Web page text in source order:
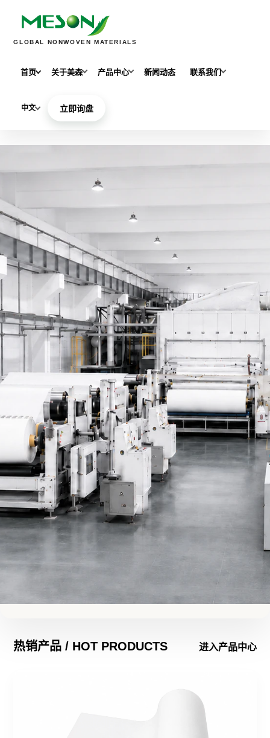
GLOBAL NONWOVEN MATERIALS
首页 关于美森 产品中心 新闻动态 联系我们
中文 立即询盘
苏州美森无纺科技有限公司
热销产品 / HOT PRODUCTS 进入产品中心